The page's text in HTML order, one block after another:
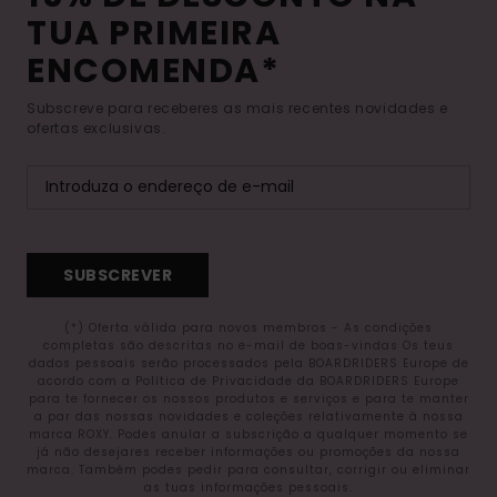
TUA PRIMEIRA
ENCOMENDA*
Subscreve para receberes as mais recentes novidades e
ofertas exclusivas.
SUBSCREVER
(*) Oferta válida para novos membros - As condições
completas são descritas no e-mail de boas-vindas Os teus
dados pessoais serão processados pela BOARDRIDERS Europe de
acordo com a Política de Privacidade da BOARDRIDERS Europe
para te fornecer os nossos produtos e serviços e para te manter
a par das nossas novidades e coleções relativamente à nossa
marca ROXY. Podes anular a subscrição a qualquer momento se
já não desejares receber informações ou promoções da nossa
marca. Também podes pedir para consultar, corrigir ou eliminar
as tuas informações pessoais.